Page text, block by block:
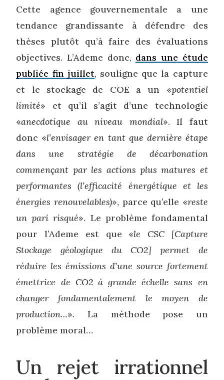
Cette agence gouvernementale a une
tendance grandissante à défendre des
thèses plutôt qu’à faire des évaluations
objectives. L’Ademe donc, dans une étude
publiée fin juillet, souligne que la capture
et le stockage de COE a un «potentiel
limité» et qu’il s’agit d’une technologie
«anecdotique au niveau mondial». Il faut
donc «l’envisager en tant que dernière étape
dans une stratégie de décarbonation
commençant par les actions plus matures et
performantes (l’efficacité énergétique et les
énergies renouvelables)», parce qu’elle «reste
un pari risqué». Le problème fondamental
pour l’Ademe est que «le CSC [Capture
Stockage géologique du CO2] permet de
réduire les émissions d’une source fortement
émettrice de CO2 à grande échelle sans en
changer fondamentalement le moyen de
production…». La méthode pose un
problème moral…
Un rejet irrationnel